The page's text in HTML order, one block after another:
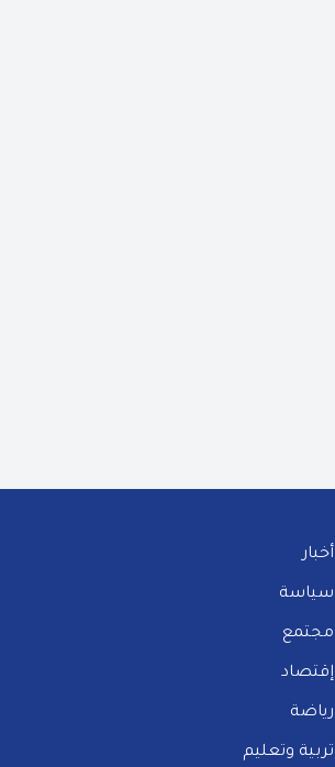
أخبار
سياسة
مجتمع
إقتصاد
رياضة
تربية وتعليم